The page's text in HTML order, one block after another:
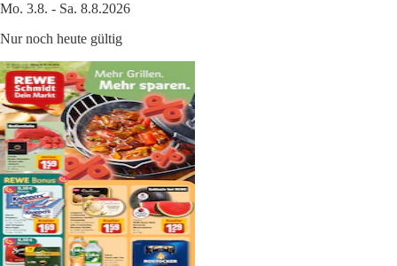
Mo. 3.8. - Sa. 8.8.2026
Nur noch heute gültig